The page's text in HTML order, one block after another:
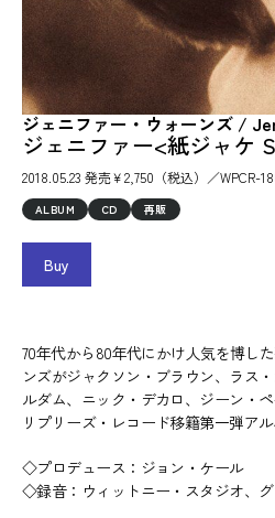
ジェニファー・ウォーンズ /
ジェニファー<紙ジャケ
2018.05.23 発売￥2,750（税込）／WPCR-
ALBUM CD 再販
Buy
70年代から80年代にかけ人気を博し
ンズがジャクソン・ブラウン、ラス
ルダム、ニック・デカロ、ジーン・
リプリーズ・レコード移籍第一弾アル
◇プロデュース：ジョン・ケール
◇録音：ウィットニー・スタジオ、